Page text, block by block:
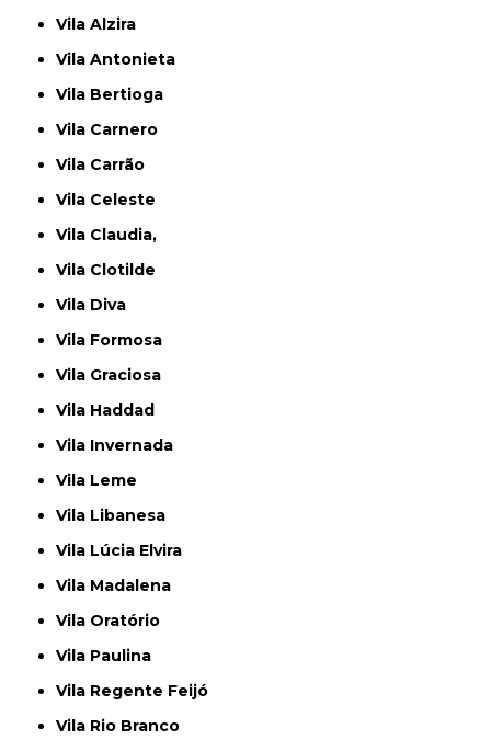
Vila Alzira
Vila Antonieta
Vila Bertioga
Vila Carnero
Vila Carrão
Vila Celeste
Vila Claudia,
Vila Clotilde
Vila Diva
Vila Formosa
Vila Graciosa
Vila Haddad
Vila Invernada
Vila Leme
Vila Libanesa
Vila Lúcia Elvira
Vila Madalena
Vila Oratório
Vila Paulina
Vila Regente Feijó
Vila Rio Branco